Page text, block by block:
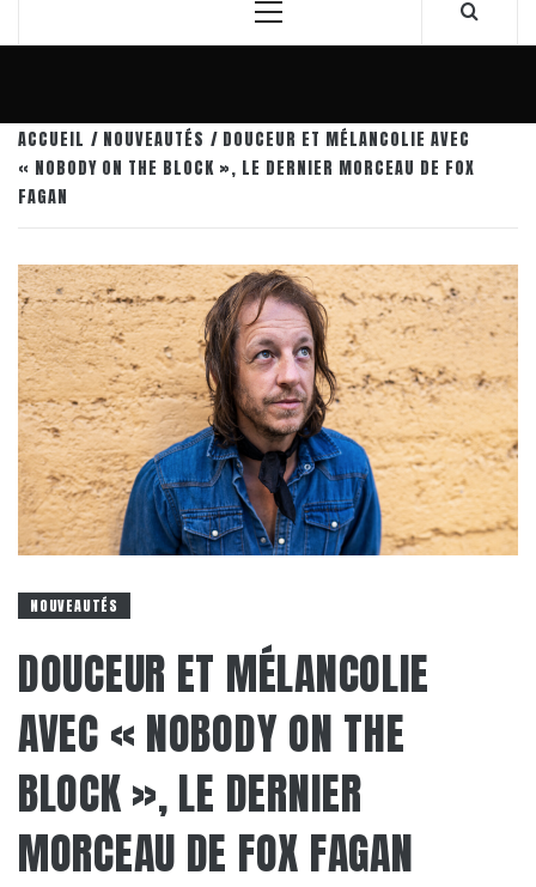
Menu
ACCUEIL NOUVEAUTÉS
DOUCEUR ET MÉLANCOLIE AVEC
« NOBODY ON THE BLOCK », LE DERNIER MORCEAU DE FOX
FAGAN
NOUVEAUTÉS
DOUCEUR ET MÉLANCOLIE
AVEC « NOBODY ON THE
BLOCK », LE DERNIER
MORCEAU DE FOX FAGAN